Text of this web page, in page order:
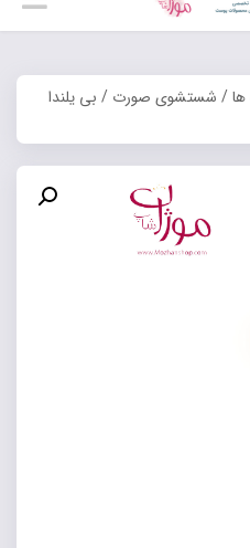
/ شستشوی صورت / بی یلندا